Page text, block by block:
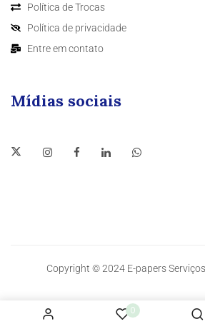
0
Política de Trocas
Política de privacidade
Entre em contato
Mídias sociais
Copyright © 2024 E-papers